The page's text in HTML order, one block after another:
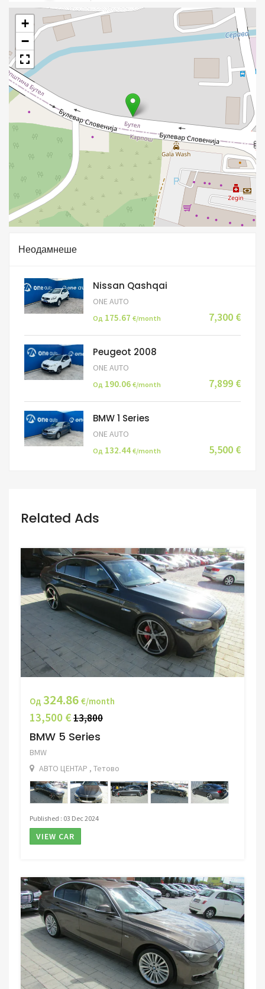
+
−
Неодамнеше
Nissan Qashqai
ONE AUTO
Од 175.67 €/month 7,300 €
Peugeot 2008
ONE AUTO
Од 190.06 €/month 7,899 €
BMW 1 Series
ONE AUTO
Од 132.44 €/month 5,500 €
Related Ads
Од 324.86 €/month
13,500 €13,800
BMW 5 Series
BMW
АВТО ЦЕНТАР , Тетово
Published : 03 Dec 2024
VIEW CAR